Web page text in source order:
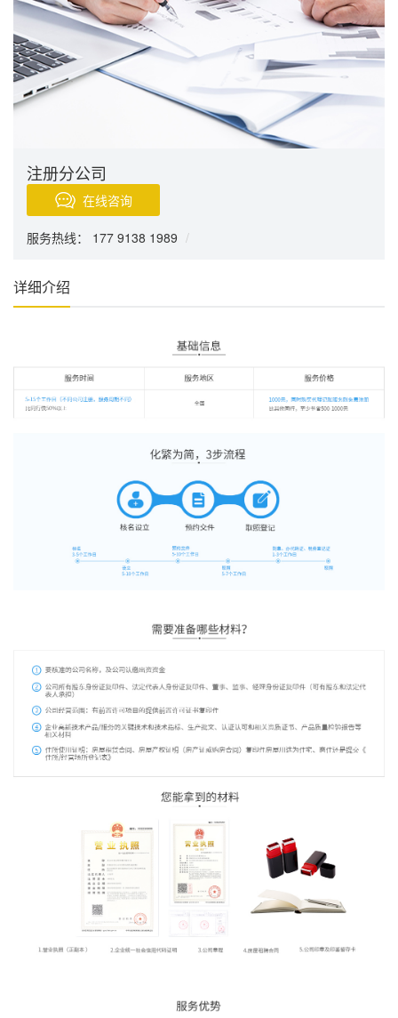
注册分公司
在线咨询
服务热线： 177 9138 1989 /
详细介绍